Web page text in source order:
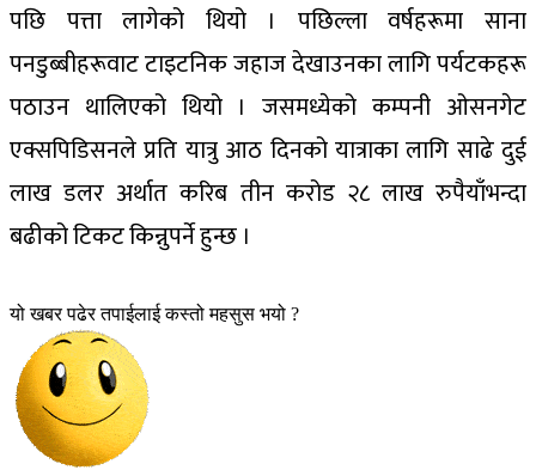
पछि पत्ता लागेको थियो । पछिल्ला वर्षहरूमा साना
पनडुब्बीहरूवाट टाइटनिक जहाज देखाउनका लागि पर्यटकहरू
पठाउन थालिएको थियो । जसमध्येको कम्पनी ओसनगेट
एक्सपिडिसनले प्रति यात्रु आठ दिनको यात्राका लागि साढे दुई
लाख डलर अर्थात करिब तीन करोड २८ लाख रुपैयाँभन्दा
बढीको टिकट किन्नुपर्ने हुन्छ ।
यो खबर पढेर तपाईलाई कस्तो महसुस भयो ?